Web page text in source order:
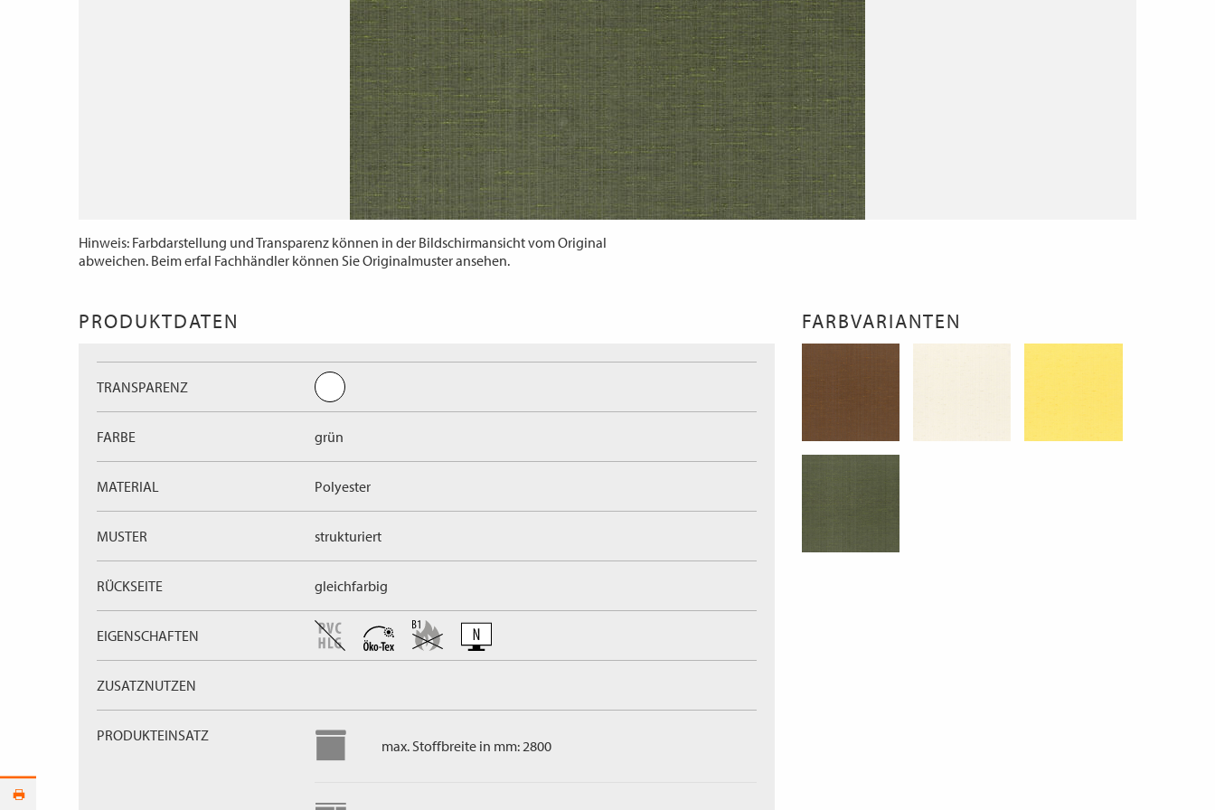
Hinweis: Farbdarstellung und Transparenz können in der Bildschirmansicht vom Original
abweichen. Beim erfal Fachhändler können Sie Originalmuster ansehen.
PRODUKTDATEN
TRANSPARENZ
FARBE grün
MATERIAL Polyester
MUSTER strukturiert
RÜCKSEITE gleichfarbig
EIGENSCHAFTEN
ZUSATZNUTZEN
PRODUKTEINSATZ
max. Stoffbreite in mm: 2800
FARBVARIANTEN